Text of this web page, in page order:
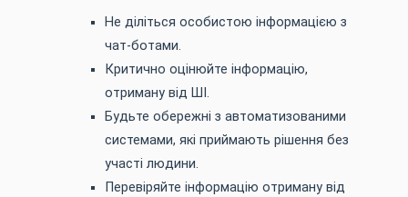
Не діліться особистою інформацією з
чат-ботами.
Критично оцінюйте інформацію,
отриману від ШІ.
Будьте обережні з автоматизованими
системами, які приймають рішення без
участі людини.
Перевіряйте інформацію отриману від